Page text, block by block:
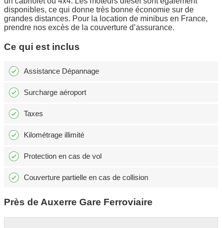
disponibles, ce qui donne très bonne économie sur de
grandes distances. Pour la location de minibus en France,
prendre nos excès de la couverture d’assurance.
Ce qui est inclus
Assistance Dépannage
Surcharge aéroport
Taxes
Kilométrage illimité
Protection en cas de vol
Couverture partielle en cas de collision
Près de Auxerre Gare Ferroviaire